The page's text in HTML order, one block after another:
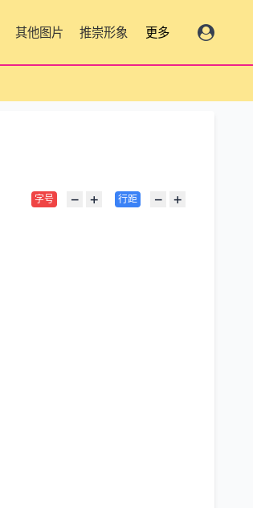
其他图片 推崇形象 更多
字号 − + 行距 − +